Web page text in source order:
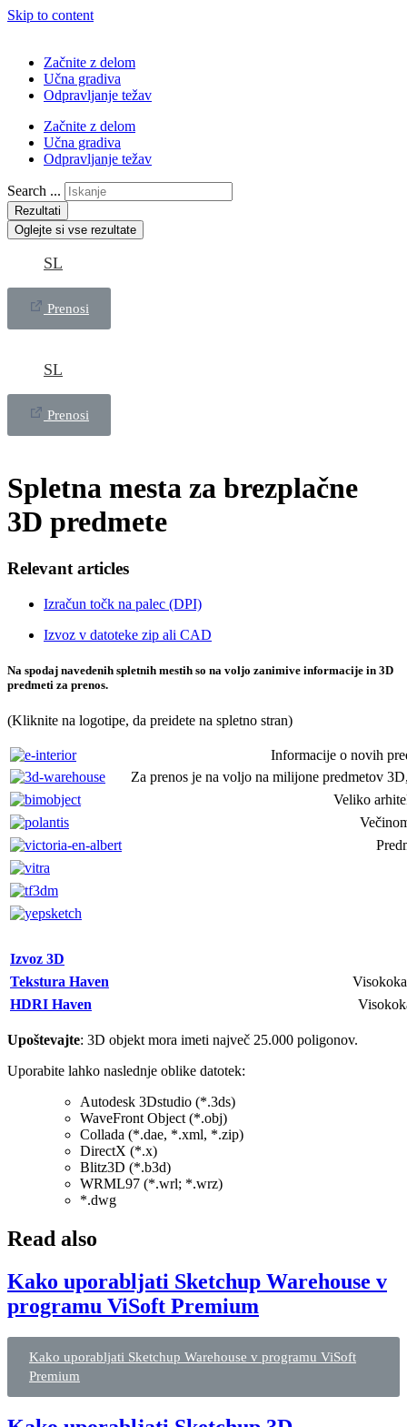
Skip to content
Začnite z delom
Učna gradiva
Odpravljanje težav
Začnite z delom
Učna gradiva
Odpravljanje težav
Search ...
Rezultati
Oglejte si vse rezultate
SL
Prenosi
SL
Prenosi
Spletna mesta za brezplačne
3D predmete
Relevant articles
Izračun točk na palec (DPI)
Izvoz v datoteke zip ali CAD
Na spodaj navedenih spletnih mestih so na voljo zanimive informacije in 3D
predmeti za prenos.
(Kliknite na logotipe, da preidete na spletno stran)
Informacije o novih
Za prenos je na voljo na milijone predmetov
Veliko
Izvoz 3D
Tekstura Haven
HDRI Haven
Upoštevajte: 3D objekt mora imeti največ 25.000 poligonov.
Uporabite lahko naslednje oblike datotek:
Autodesk 3Dstudio (*.3ds)
WaveFront Object (*.obj)
Collada (*.dae, *.xml, *.zip)
DirectX (*.x)
Blitz3D (*.b3d)
WRML97 (*.wrl; *.wrz)
*.dwg
Read also
Kako uporabljati Sketchup Warehouse v
programu ViSoft Premium
Kako uporabljati Sketchup Warehouse v programu ViSoft
Premium